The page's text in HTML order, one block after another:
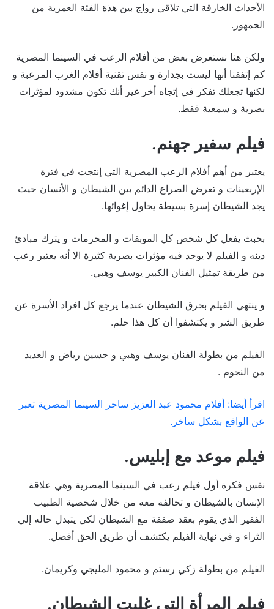
الأحداث الخارقة التي تلاقي رواج بين هذة الفئة العمرية من
الجمهور.
ولكن هنا نستعرض بعض من أفلام الرعب في السينما المصرية
كم إتفقنا أنها ليست بجدارة و نفس تقنية أفلام الغرب المرعبة و
لكنها تجعلك تفكر في إتجاه أخر غير أنك تكون مشدود لمؤثرات
بصرية و سمعية فقط.
فيلم سفير جهنم.
يعتبر من أهم أفلام الرعب المصرية التي إنتجت في فترة
الإربعينات و تعرض الصراع الدائم بين الشيطان و الأنسان حيث
يجد الشيطان إسرة بسيطة يحاول إغوائها.
بحبث يفعل كل شخص كل الموبقات و المحرمات و يترك مبادئ
دينه و الفيلم لا يوجد فيه مؤثرات بصرية كثيرة الا أنه يعتبر رعب
من طريقة تمثيل الفنان الكبير يوسف وهبي.
و ينتهي الفيلم بحرق الشيطان عندما يرجع كل افراد الأسرة عن
طريق الشر و يكتشفوا أن كل هذا حلم.
الفيلم من بطولة الفنان يوسف وهبي و حسين رياض و العديد
من النجوم .
اقرأ أيضا: أفلام محمود عبد العزيز ساحر السينما المصرية تعبر
عن الواقع بشكل ساخر.
فيلم موعد مع إبليس.
نفس فكرة أول فيلم رعب في السينما المصرية وهي علاقة
الإنسان بالشيطان و تحالفه معه من خلال شخصية الطبيب
الفقير الذي يقوم بعقد صفقة مع الشيطان لكي يتبدل حاله إلي
الثراء و في نهاية الفيلم يكتشف أن طريق الحق أفضل.
الفيلم من بطولة زكي رستم و محمود المليجي وكريمان.
فيلم المرأة التي غلبت الشيطان.